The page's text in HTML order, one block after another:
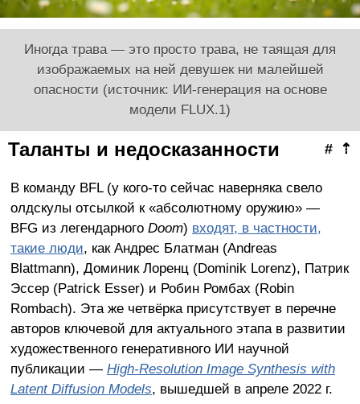
Иногда трава — это просто трава, не таящая для
изображаемых на ней девушек ни малейшей
опасности (источник: ИИ-генерация на основе
модели FLUX.1)
⇡
#
Таланты и недосказанности
В команду BFL (у кого-то сейчас наверняка свело
олдскулы отсылкой к «абсолютному оружию» —
BFG из легендарного Doom) входят, в частности,
такие люди, как Андрес Блатман (Andreas
Blattmann), Доминик Лоренц (Dominik Lorenz), Патрик
Эссер (Patrick Esser) и Робин Ромбах (Robin
Rombach). Эта же четвёрка присутствует в перечне
авторов ключевой для актуального этапа в развитии
художественного генеративного ИИ научной
публикации — High-Resolution Image Synthesis with
Latent Diffusion Models, вышедшей в апреле 2022 г.